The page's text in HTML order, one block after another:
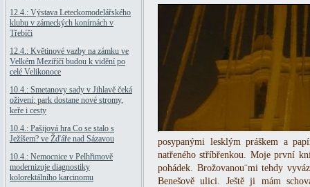
12.4.: Výstava Leteckomodelářského
klubu v zámeckých konírnách v
Třebíči
12.4.: Květinové vazby na zámku ve
Velkém Meziříčí budou k vidění po
celé Velikonoce
10.4.: Smetanovy sady v Jihlavě čeká
oživení: park dostane nové stromy,
keře i cesty
10.4.: Pašijová hra Co se stalo s
Ježíšem? ve Žďáře nad Sázavou
10.4.: Nemocnice v Pelhřimově
modernizuje diagnostiky
kolorektálního karcinomu
posypanými lesklým práškem a
natřeného stříbřenkou. Moje první
pohádek. Brožovanou¨mi tehdy
Benešově ulici. Ještě ji mám